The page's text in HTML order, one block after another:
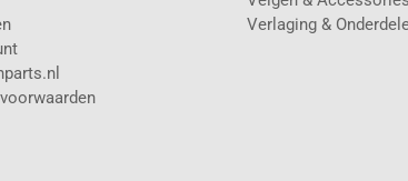
Verlaging &